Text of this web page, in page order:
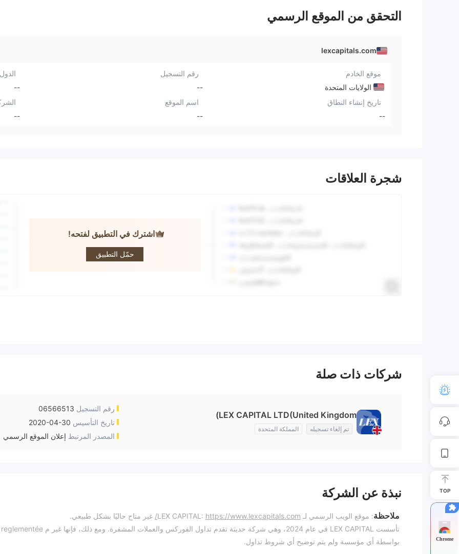
التحقق من الموقع الرسمي
lexcapitals.com
موقع الخادم
الولايات المتحدة
رقم التسجيل
--
--
تاريخ إنشاء النطاق
--
اسم الموقع
--
--
شجرة العلاقات
اشترك في التطبيق لفتحه!
حمّل التطبيق
LEX CAPITAL
شركات ذات صلة
LEX CAPITAL LTD(United Kingdom)
تم إلغاء تسجيله المملكة المتحدة
رقم التسجيل 06566513
تاريخ التأسيس 2020-04-30
المصدر المرتبط إعلان الموقع الرسمي
نبذة عن الشركة
ملاحظة: موقع الويب الرسمي لـ LEX CAPITAL: https://www.lexcapitals.com/
غير متاح حاليًا بشكل طبيعي.
تأسست LEX CAPITAL في عام 2024، وهي شركة حديثة تقدم تداول الفوركس والعملات المشفرة. ومع ذلك، فإنها غير م reglementée
بواسطة أي مؤسسة ولم يتم توضيح أي شروط تداول.
TOP
Chrome